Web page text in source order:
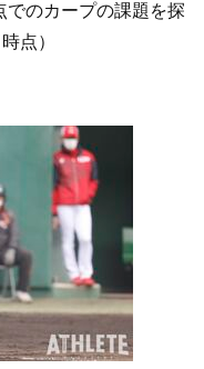
のカープの課題を探
点）